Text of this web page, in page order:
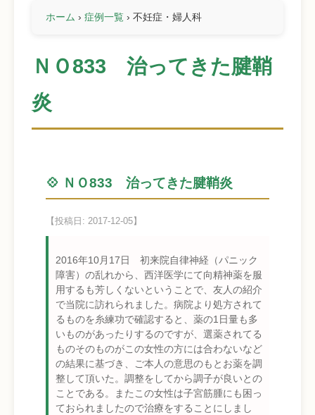
ホーム › 症例一覧 › 不妊症・婦人科
ＮＯ833 治ってきた腱鞘
炎
💠 ＮＯ833 治ってきた腱鞘炎
【投稿日: 2017-12-05】
2016年10月17日 初来院自律神経（パニック
障害）の乱れから、西洋医学にて向精神薬を服
用するも芳しくないということで、友人の紹介
で当院に訪れられました。病院より処方されて
るものを糸練功で確認すると、薬の1日量も多
いものがあったりするのですが、選薬されてる
ものそのものがこの女性の方には合わないなど
の結果に基づき、ご本人の意思のもとお薬を調
整して頂いた。調整をしてから調子が良いとの
ことである。またこの女性は子宮筋腫にも困っ
ておられましたので治療をすることにしまし